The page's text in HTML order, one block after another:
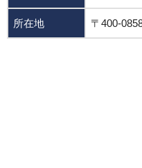
所在地 〒400-